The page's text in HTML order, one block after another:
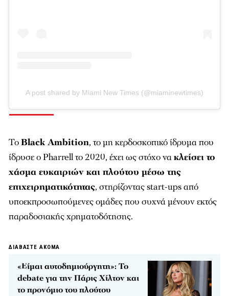
A post shared by Miami New Times (@miaminewtimes)
ΤοBlack Ambition, το μη κερδοσκοπικό ίδρυμα που
ίδρυσε ο Pharrell το 2020, έχει ως στόχο νακλείσει το
χάσμα ευκαιριών και πλούτου μέσω της
επιχειρηματικότητας, στηρίζοντας start-ups από
υποεκπροσωπούμενες ομάδες που συχνά μένουν εκτός
παραδοσιακής χρηματοδότησης.
ΔΙΑΒΑΣΤΕ ΑΚΟΜΑ
«Είμαι αυτοδημιούργητη»: Το
debate για την Πάρις Χίλτον και
το προνόμιο του πλούτου